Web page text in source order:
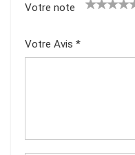
Votre note
Votre Avis *